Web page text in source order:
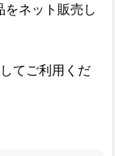
ネット販売し
てご利用くだ